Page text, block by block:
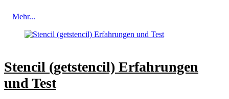
Mehr...
Stencil (getstencil) Erfahrungen
und Test